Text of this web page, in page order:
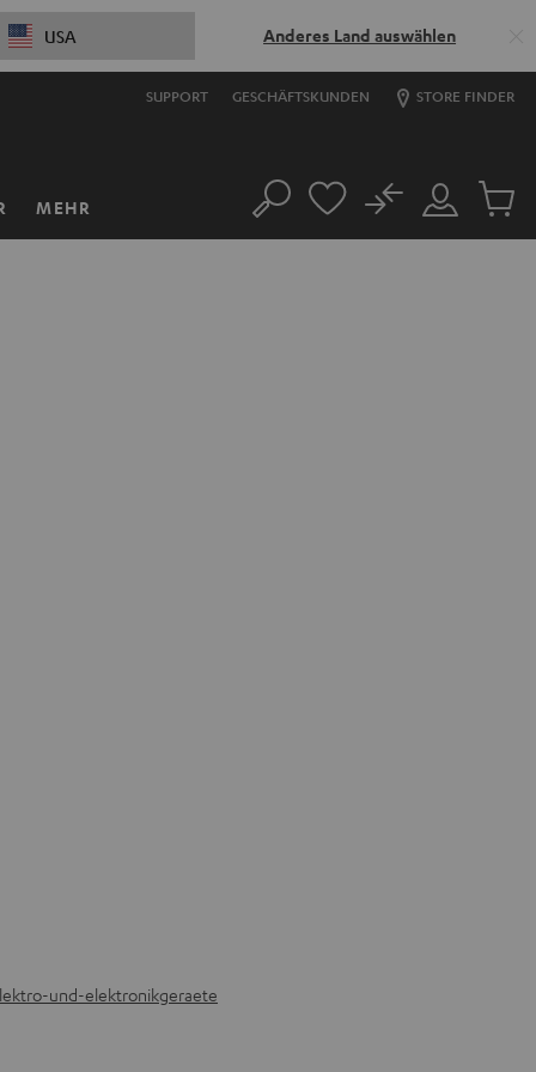
USA Anderes Land auswählen
SUPPORT GESCHÄFTSKUNDEN STORE FINDER
MEHR Suche
Mein
Konto
No
Artikel
und-elektronikgeraete